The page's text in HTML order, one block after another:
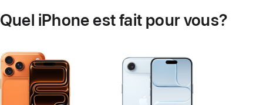
Quel iPhone est fait pour vous?